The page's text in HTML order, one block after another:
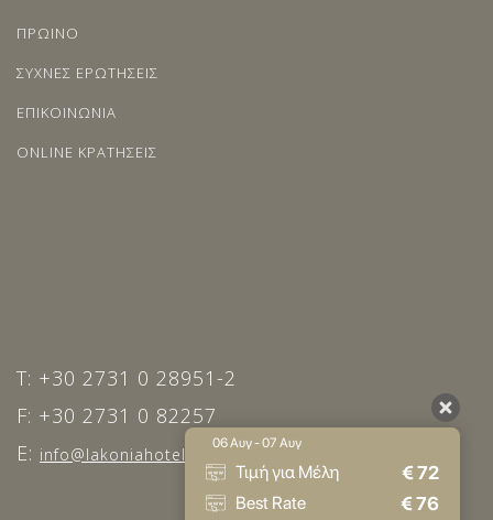
ΠΡΩΙΝΟ
ΣΥΧΝΕΣ ΕΡΩΤΗΣΕΙΣ
ΕΠΙΚΟΙΝΩΝΙΑ
ONLINE ΚΡΑΤΗΣΕΙΣ
T: +30 2731 0 28951-2
F: +30 2731 0 82257
E: info@lakoniahotel.gr
06 Αυγ - 07 Αυγ
Τιμή για Μέλη € 72
Best Rate € 76